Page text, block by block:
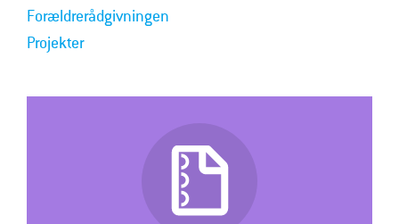
Forældrerådgivningen
Projekter